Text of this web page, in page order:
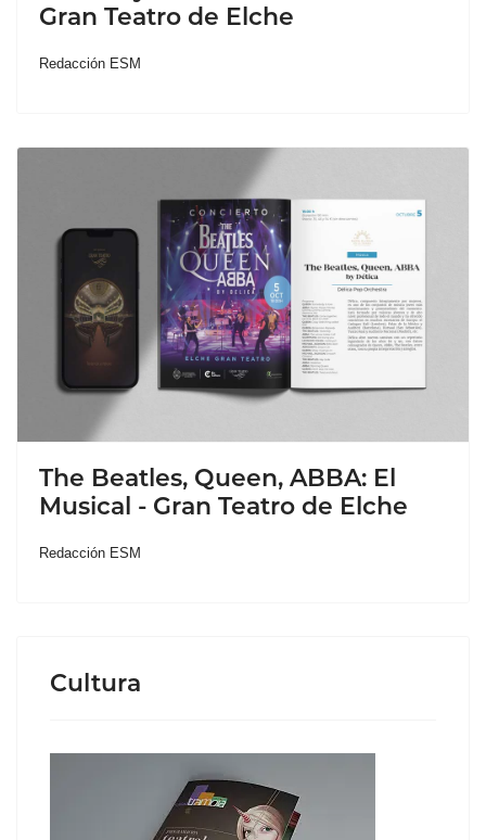
Gran Teatro de Elche
Redacción ESM
The Beatles, Queen, ABBA: El
Musical - Gran Teatro de Elche
Redacción ESM
Cultura